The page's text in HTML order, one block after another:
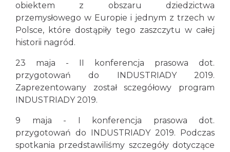
obiektem z obszaru dziedzictwa
przemysłowego w Europie i jednym z trzech w
Polsce, które dostąpiły tego zaszczytu w całej
historii nagród.
23 maja - II konferencja prasowa dot.
przygotowań do INDUSTRIADY 2019.
Zaprezentowany został sczegółowy program
INDUSTRIADY 2019.
9 maja - I konferencja prasowa dot.
przygotowań do INDUSTRIADY 2019. Podczas
spotkania przedstawiliśmy szczegóły dotyczące